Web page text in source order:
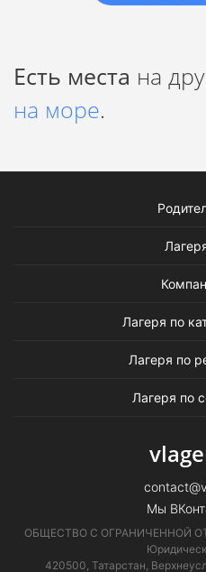
Есть места на
на море.
Лагеря по
Лагеря по
Лагеря по
Мы
ОБЩЕСТВО С ОГРАНИЧЕННОЙ
420500, Татарстан,